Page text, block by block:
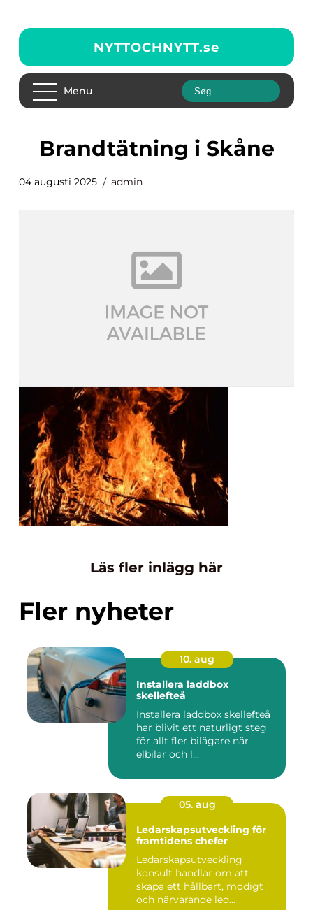
NYTTOCHNYTT.se
Menu
Brandtätning i Skåne
04 augusti 2025 admin
Läs fler inlägg här
Fler nyheter
10. aug
Installera laddbox
skellefteå
Installera laddbox skellefteå
har blivit ett naturligt steg
för allt fler bilägare när
elbilar och l...
05. aug
Ledarskapsutveckling för
framtidens chefer
Ledarskapsutveckling
konsult handlar om att
skapa ett hållbart, modigt
och närvarande led...